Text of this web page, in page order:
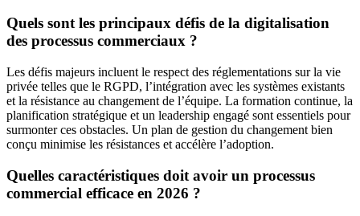
Quels sont les principaux défis de la digitalisation
des processus commerciaux ?
Les défis majeurs incluent le respect des réglementations sur la vie
privée telles que le RGPD, l’intégration avec les systèmes existants
et la résistance au changement de l’équipe. La formation continue, la
planification stratégique et un leadership engagé sont essentiels pour
surmonter ces obstacles. Un plan de gestion du changement bien
conçu minimise les résistances et accélère l’adoption.
Quelles caractéristiques doit avoir un processus
commercial efficace en 2026 ?